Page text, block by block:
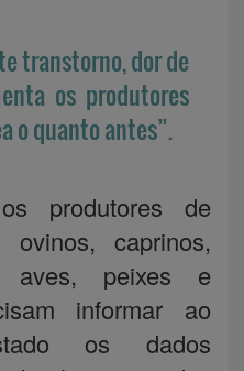
transtorno, dor de
os produtores
o quanto antes”.
produtores de
ovinos, caprinos,
aves, peixes e
informar ao
os dados